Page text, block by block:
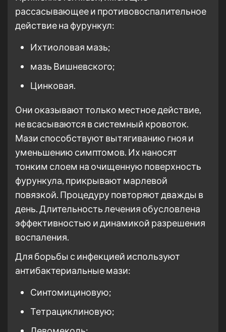
рассасывающее и противовоспалительное
действие на фурункул:
Ихтиоловая мазь;
мазь Вишневского;
Цинковая.
Они оказывают только местное действие,
не всасываются в системный кровоток.
Мази способствуют вытягиванию гноя и
уменьшению симптомов. Их наносят
тонким слоем на очищенную поверхность
фурункула, прикрывают марлевой
повязкой. Процедуру повторяют дважды в
день. Длительность лечения обусловлена
эффективностью и динамикой разрешения
воспаления.
Для борьбы с инфекцией используют
антибактериальные мази:
Синтомициновую;
Тетрациклиновую;